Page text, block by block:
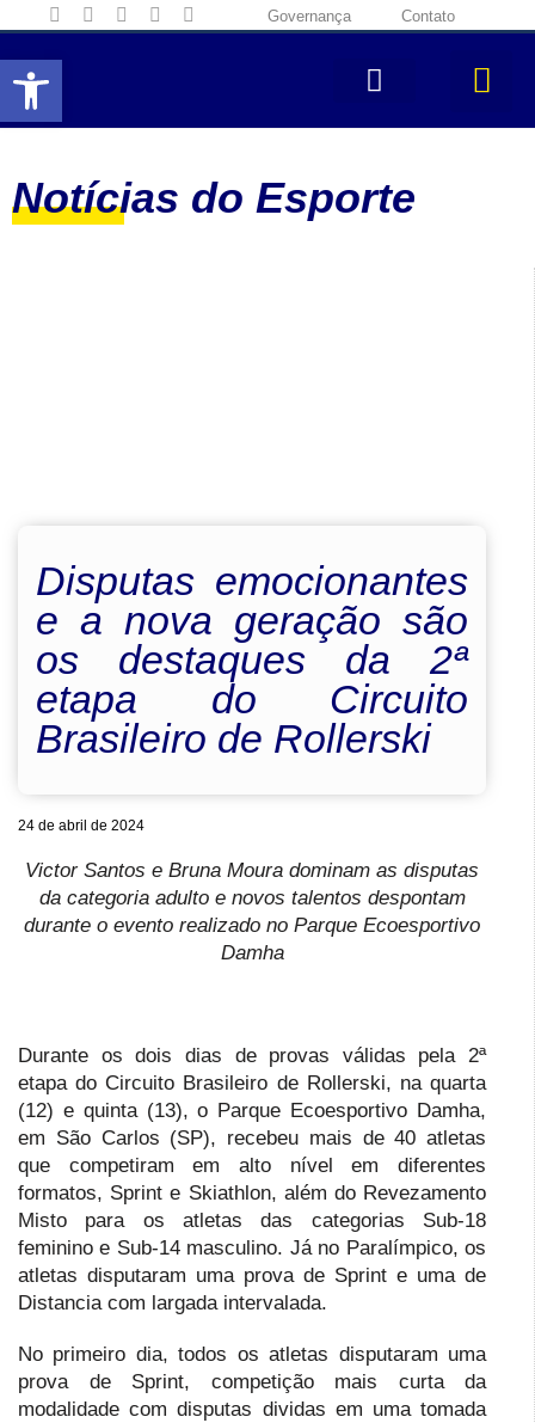
Abrir a barra de ferramentas
Governança Contato
Notícias do Esporte
Disputas emocionantes
e a nova geração são
os destaques da 2ª
etapa do Circuito
Brasileiro de Rollerski
24 de abril de 2024
Victor Santos e Bruna Moura dominam as disputas
da categoria adulto e novos talentos despontam
durante o evento realizado no Parque Ecoesportivo
Damha
Durante os dois dias de provas válidas pela 2ª
etapa do Circuito Brasileiro de Rollerski, na quarta
(12) e quinta (13), o Parque Ecoesportivo Damha,
em São Carlos (SP), recebeu mais de 40 atletas
que competiram em alto nível em diferentes
formatos, Sprint e Skiathlon, além do Revezamento
Misto para os atletas das categorias Sub-18
feminino e Sub-14 masculino. Já no Paralímpico, os
atletas disputaram uma prova de Sprint e uma de
Distancia com largada intervalada.
No primeiro dia, todos os atletas disputaram uma
prova de Sprint, competição mais curta da
modalidade com disputas dividas em uma tomada